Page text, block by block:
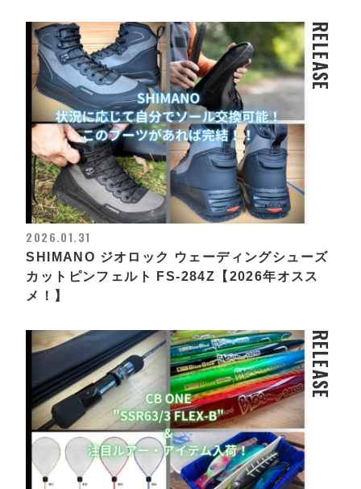
RELEASE
2026.01.31
SHIMANO ジオロック ウェーディングシューズ
カットピンフェルト FS-284Z【2026年オスス
メ！】
RELEASE